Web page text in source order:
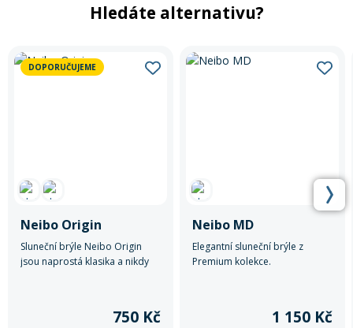
Hledáte alternativu?
DOPORUČUJEME
Neibo Origin
Sluneční brýle Neibo Origin
jsou naprostá klasika a nikdy
750 Kč
Neibo MD
Elegantní sluneční brýle z
Premium kolekce.
1 150 Kč